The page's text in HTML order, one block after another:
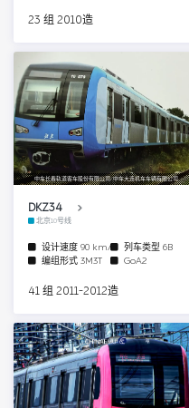
23 组 2010造
中车长春轨道客车股份有限公司/中车大连机车车辆有限公司
DKZ34
北京10号线
设计速度 90 km/h 列车类型 6B
编组形式 3M3T GoA2
41 组 2011-2012造